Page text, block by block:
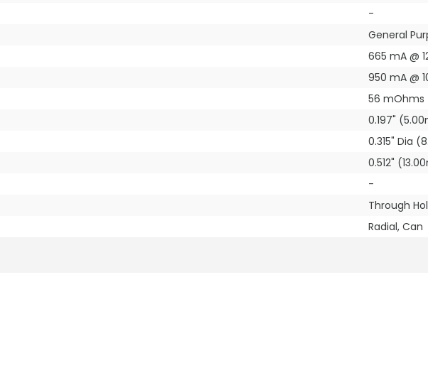
-
General
665 mA @
950 mA @
56 mOhms
0.197"
0.315" Dia
0.512"
-
Through
Radial, Can